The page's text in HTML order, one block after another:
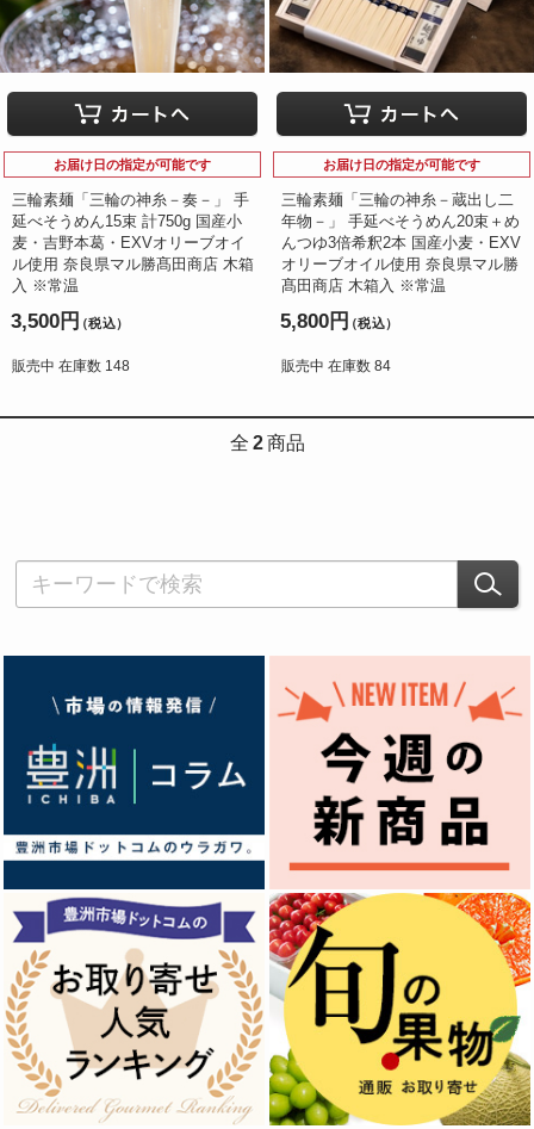
お届け日の指定が可能です
三輪素麺「三輪の神糸－奏－」 手
延べそうめん15束 計750g 国産小
麦・吉野本葛・EXVオリーブオイ
ル使用 奈良県マル勝髙田商店 木箱
入 ※常温
3,500円（税込）
販売中 在庫数 148
お届け日の指定が可能です
三輪素麺「三輪の神糸－蔵出し二
年物－」 手延べそうめん20束＋め
んつゆ3倍希釈2本 国産小麦・EXV
オリーブオイル使用 奈良県マル勝
髙田商店 木箱入 ※常温
5,800円（税込）
販売中 在庫数 84
全 2 商品